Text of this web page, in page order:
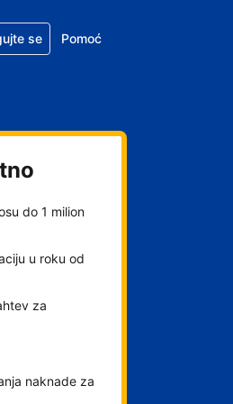
se Pomoć
do 1 milion
u roku od
za
naknade za